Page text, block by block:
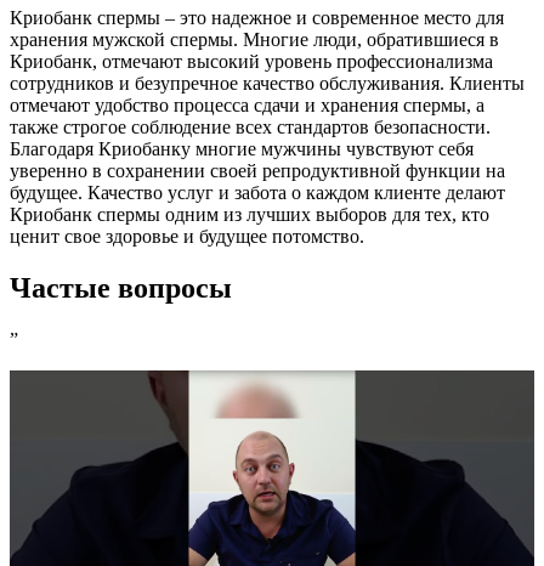
Криобанк спермы – это надежное и современное место для
хранения мужской спермы. Многие люди, обратившиеся в
Криобанк, отмечают высокий уровень профессионализма
сотрудников и безупречное качество обслуживания. Клиенты
отмечают удобство процесса сдачи и хранения спермы, а
также строгое соблюдение всех стандартов безопасности.
Благодаря Криобанку многие мужчины чувствуют себя
уверенно в сохранении своей репродуктивной функции на
будущее. Качество услуг и забота о каждом клиенте делают
Криобанк спермы одним из лучших выборов для тех, кто
ценит свое здоровье и будущее потомство.
Частые вопросы
”